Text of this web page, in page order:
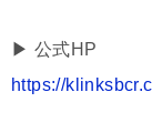
▶︎ 公式HP
https://